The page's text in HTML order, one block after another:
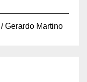
Gerardo Martino